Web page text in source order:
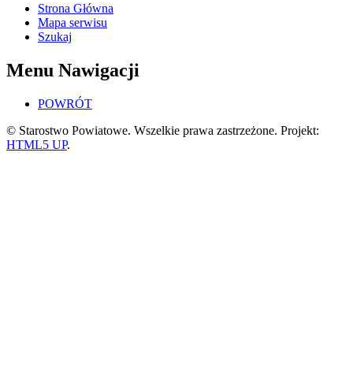
Strona Główna
Mapa serwisu
Szukaj
Menu Nawigacji
POWRÓT
© Starostwo Powiatowe. Wszelkie prawa zastrzeżone. Projekt:
HTML5 UP.